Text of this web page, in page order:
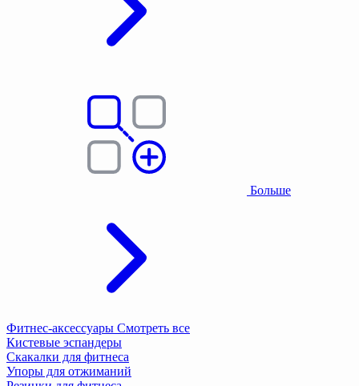
Больше
Фитнес-аксессуары Смотреть все
Кистевые эспандеры
Скакалки для фитнеса
Упоры для отжиманий